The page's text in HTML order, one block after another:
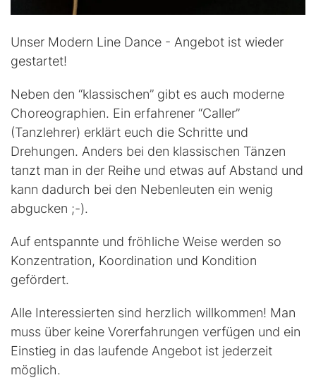
Unser Modern Line Dance - Angebot ist wieder
gestartet!
Neben den “klassischen” gibt es auch moderne
Choreographien. Ein erfahrener “Caller”
(Tanzlehrer) erklärt euch die Schritte und
Drehungen. Anders bei den klassischen Tänzen
tanzt man in der Reihe und etwas auf Abstand und
kann dadurch bei den Nebenleuten ein wenig
abgucken ;-).
Auf entspannte und fröhliche Weise werden so
Konzentration, Koordination und Kondition
gefördert.
Alle Interessierten sind herzlich willkommen! Man
muss über keine Vorerfahrungen verfügen und ein
Einstieg in das laufende Angebot ist jederzeit
möglich.